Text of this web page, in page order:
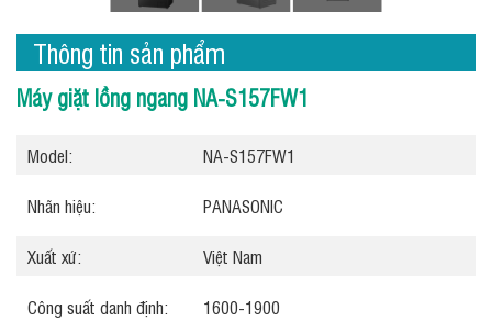
Thông tin sản phẩm
Máy giặt lồng ngang NA-S157FW1
Model: NA-S157FW1
Nhãn hiệu: PANASONIC
Xuất xứ: Việt Nam
Công suất danh định: 1600-1900